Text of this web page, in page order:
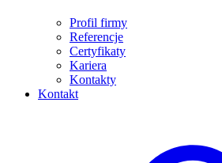
Profil firmy
Referencje
Certyfikaty
Kariera
Kontakty
Kontakt